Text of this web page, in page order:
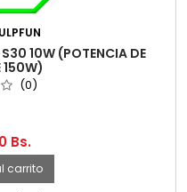
10W (POTENCIA DE
150W)
(0)
Bs.
carrito